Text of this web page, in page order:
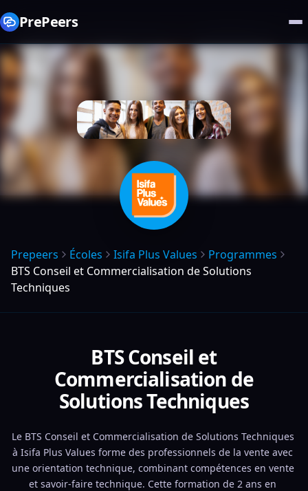
PrePeers
Prepeers Écoles Isifa Plus Values
Programmes
BTS Conseil et Commercialisation de Solutions
Techniques
BTS Conseil et
Commercialisation de
Solutions Techniques
Le BTS Conseil et Commercialisation de Solutions Techniques
à Isifa Plus Values forme des professionnels de la vente avec
une orientation technique, combinant compétences en vente
et savoir-faire technique. Cette formation de 2 ans en